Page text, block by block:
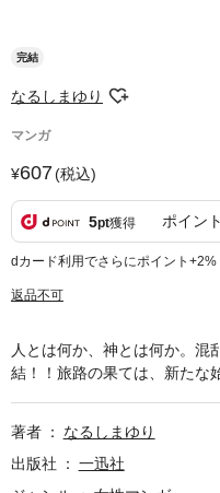
完結
なるしまゆり
マンガ
607(税込)
5pt獲得 ポイン
dカード利用でさらにポイント+2%
返品不可
人とは何か、神とは何か。
結！！旅路の果ては、新たな
著者
なるしまゆり
出版社
一迅社